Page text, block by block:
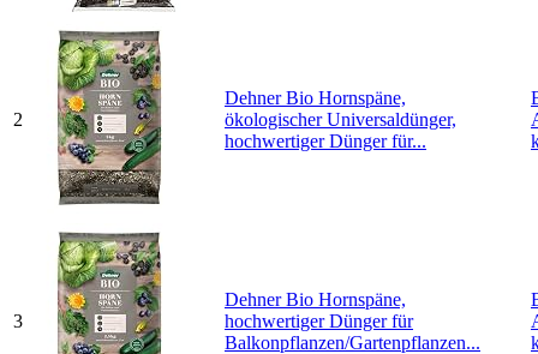
2
Dehner Bio Hornspäne,
ökologischer Universaldünger,
hochwertiger Dünger für...
3
Dehner Bio Hornspäne,
hochwertiger Dünger für
Balkonpflanzen/Gartenpflanzen...